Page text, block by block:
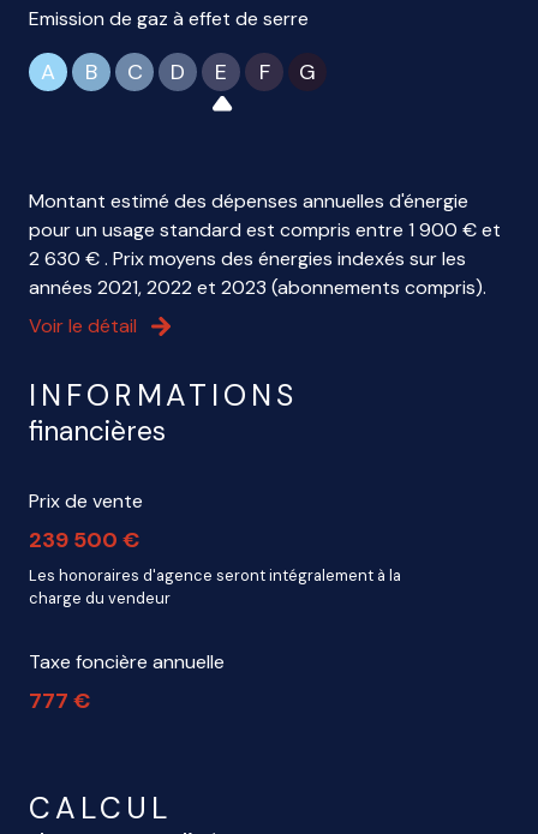
Emission de gaz à effet de serre
A B C D E F G
Montant estimé des dépenses annuelles d'énergie
pour un usage standard est compris entre 1 900 € et
2 630 € . Prix moyens des énergies indexés sur les
années 2021, 2022 et 2023 (abonnements compris).
Voir le détail
INFORMATIONS
financières
Prix de vente
239 500 €
Les honoraires d'agence seront intégralement à la
charge du vendeur
Taxe foncière annuelle
777 €
CALCUL